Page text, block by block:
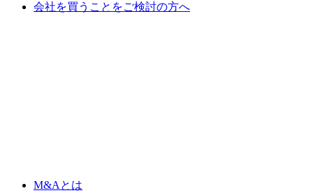
会社を買うことをご検討の方へ
M&Aとは